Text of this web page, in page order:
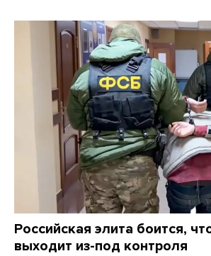
Российская элита боится,
выходит из-под контроля